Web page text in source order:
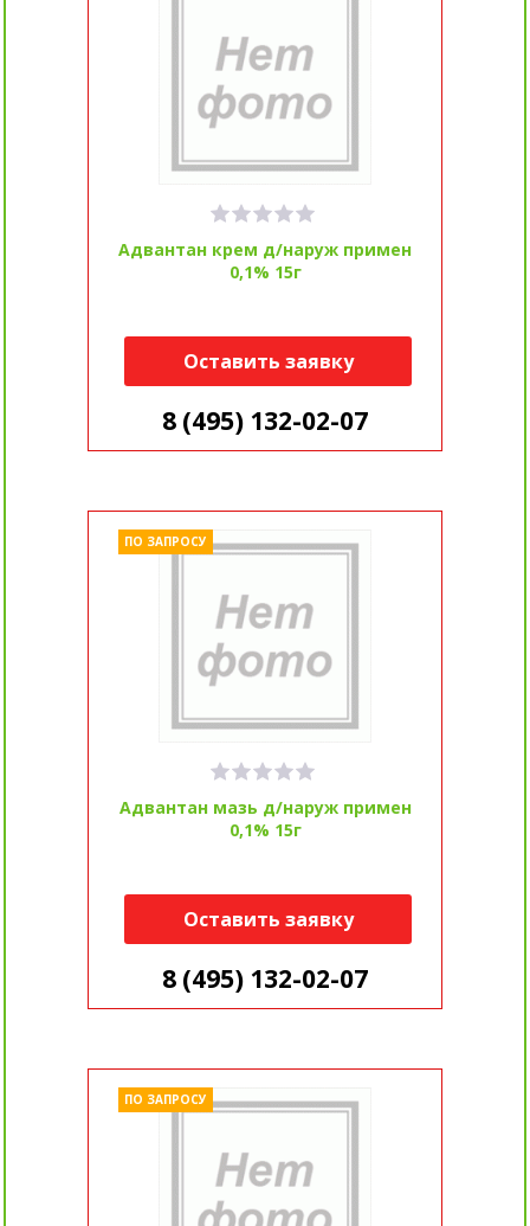
Адвантан крем д/наруж примен
0,1% 15г
Оставить заявку
8 (495) 132-02-07
Адвантан мазь д/наруж примен
0,1% 15г
ПО ЗАПРОСУ
Оставить заявку
8 (495) 132-02-07
ПО ЗАПРОСУ